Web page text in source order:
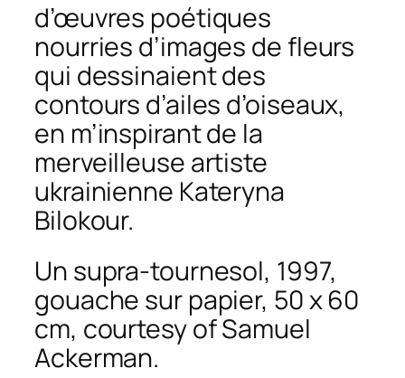
d’œuvres poétiques
nourries d’images de fleurs
qui dessinaient des
contours d’ailes d’oiseaux,
en m’inspirant de la
merveilleuse artiste
ukrainienne Kateryna
Bilokour.
Un supra-tournesol, 1997,
gouache sur papier, 50 x 60
cm, courtesy of Samuel
Ackerman.